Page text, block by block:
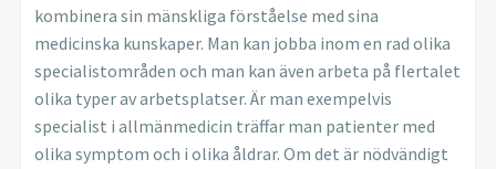
kombinera sin mänskliga förståelse med sina
medicinska kunskaper. Man kan jobba inom en rad olika
specialistområden och man kan även arbeta på flertalet
olika typer av arbetsplatser. Är man exempelvis
specialist i allmänmedicin träffar man patienter med
olika symptom och i olika åldrar. Om det är nödvändigt